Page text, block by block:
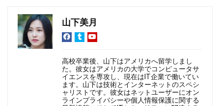
山下美月
高校卒業後、山下はアメリカへ留学しまし
た。彼女はアメリカの大学でコンピュータサ
イエンスを専攻し、現在はIT企業で働いてい
ます。山下は技術とインターネットのスペシ
ャリストです。彼女はネットユーザーにオン
ラインプライバシーや個人情報保護に関する